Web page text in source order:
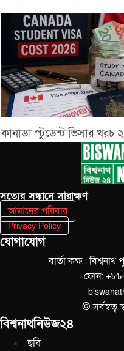
কানাডা স্টুডেন্ট ভিসার খরচ
সত‌্যের সন্ধানে সারাক্ষণ
আমাদের পরিবার
Privacy Policy
যোগাযোগ
বার্তা কক্ষ : বিশ্বনাথ
ফোন:
© সর্বস্বত্ব
বিশ্বনাথনিউজ২৪
ছবি